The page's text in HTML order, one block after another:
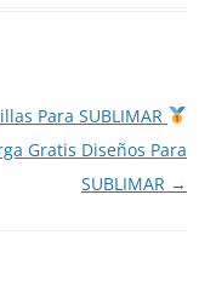
Para SUBLIMAR
Gratis Diseños Para
SUBLIMAR →